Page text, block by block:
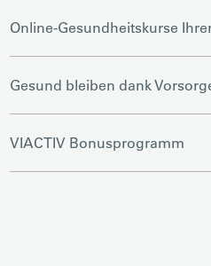
Online-Gesundheitskurse
Gesund bleiben dank
VIACTIV Bonusprogramm